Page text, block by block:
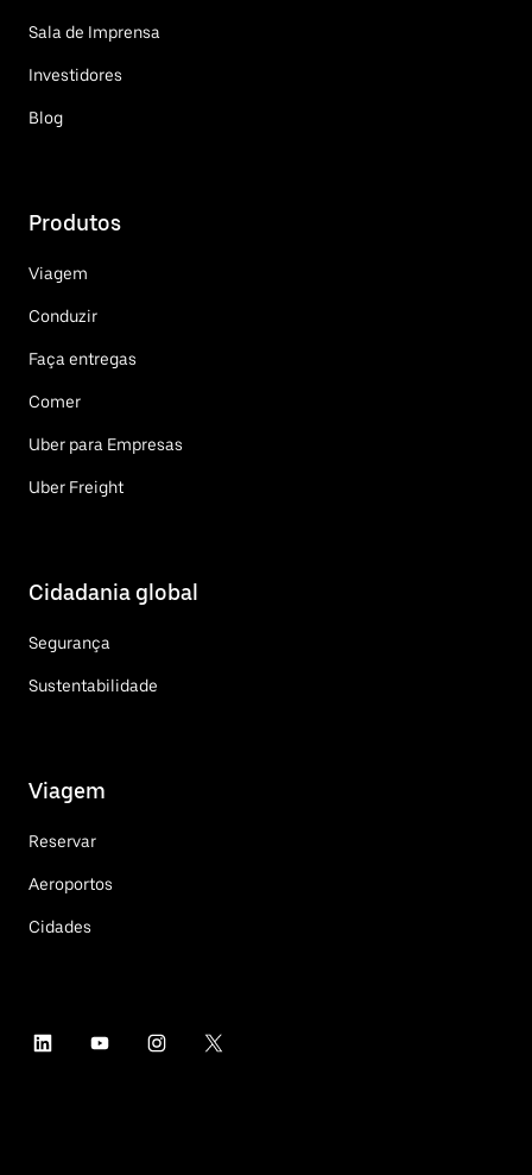
Sala de Imprensa
Investidores
Blog
Produtos
Viagem
Conduzir
Faça entregas
Comer
Uber para Empresas
Uber Freight
Cidadania global
Segurança
Sustentabilidade
Viagem
Reservar
Aeroportos
Cidades